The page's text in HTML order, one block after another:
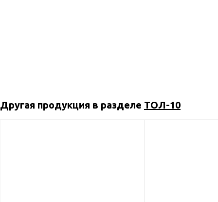
Другая продукция в разделе ТОЛ-10